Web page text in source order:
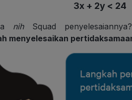
3x + 2y < 24
nih Squad
menyelesaikan